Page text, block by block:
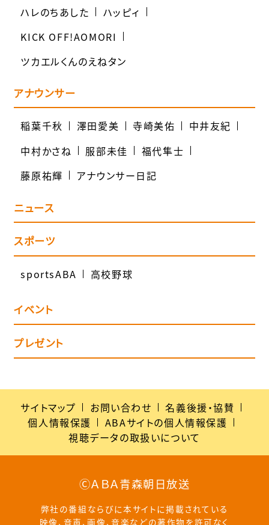
ハレのちあした
ハッピィ
KICK OFF!AOMORI
ツカエルくんのえねタン
アナウンサー
稲葉千秋 澤田愛美 寺崎美佑
中井友紀
中村かさね
服部未佳
福代隼士
藤原祐輝
アナウンサー日記
ニュース
スポーツ
sportsABA 高校野球
イベント
プレゼント
サイトマップ お問い合わせ
名義後援・協賛
個人情報保護
ABAサイトの個人情報保護
視聴データの取扱いについて
ⒸＡＢＡ青森朝日放送
弊社の番組ならびに本サイトに掲載されている
映像、音声、画像、音楽などの著作物を許可なく